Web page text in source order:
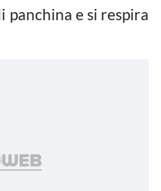
panchina e si respira